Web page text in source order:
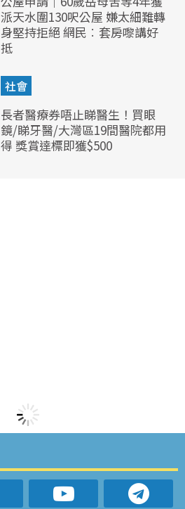
派天水圍130呎公屋 嫌太細難轉
身堅持拒絕 網民︰套房嚟講好
抵
社會
長者醫療券唔止睇醫生！買眼
鏡/睇牙醫/大灣區19間醫院都用
得 獎賞達標即獲$500